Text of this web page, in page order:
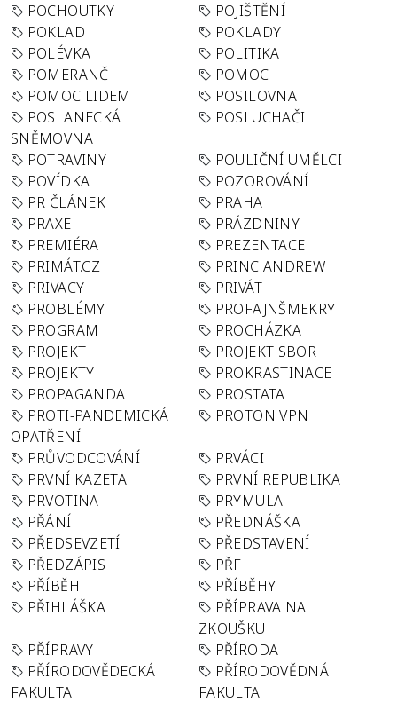
POCHOUTKY
POJIŠTĚNÍ
POKLAD
POKLADY
POLÉVKA
POLITIKA
POMERANČ
POMOC
POMOC LIDEM
POSILOVNA
POSLANECKÁ
SNĚMOVNA
POSLUCHAČI
POTRAVINY
POULIČNÍ UMĚLCI
POVÍDKA
POZOROVÁNÍ
PR ČLÁNEK
PRAHA
PRAXE
PRÁZDNINY
PREMIÉRA
PREZENTACE
PRIMÁT.CZ
PRINC ANDREW
PRIVACY
PRIVÁT
PROBLÉMY
PROFAJNŠMEKRY
PROGRAM
PROCHÁZKA
PROJEKT
PROJEKT SBOR
PROJEKTY
PROKRASTINACE
PROPAGANDA
PROSTATA
PROTI-PANDEMICKÁ
OPATŘENÍ
PROTON VPN
PRŮVODCOVÁNÍ
PRVÁCI
PRVNÍ KAZETA
PRVNÍ REPUBLIKA
PRVOTINA
PRYMULA
PŘÁNÍ
PŘEDNÁŠKA
PŘEDSEVZETÍ
PŘEDSTAVENÍ
PŘEDZÁPIS
PŘF
PŘÍBĚH
PŘÍBĚHY
PŘIHLÁŠKA
PŘÍPRAVA NA
ZKOUŠKU
PŘÍPRAVY
PŘÍRODA
PŘÍRODOVĚDECKÁ
FAKULTA
PŘÍRODOVĚDNÁ
FAKULTA